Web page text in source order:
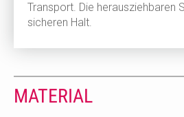
Transport. Die herausziehbaren
sicheren Halt.
MATERIAL